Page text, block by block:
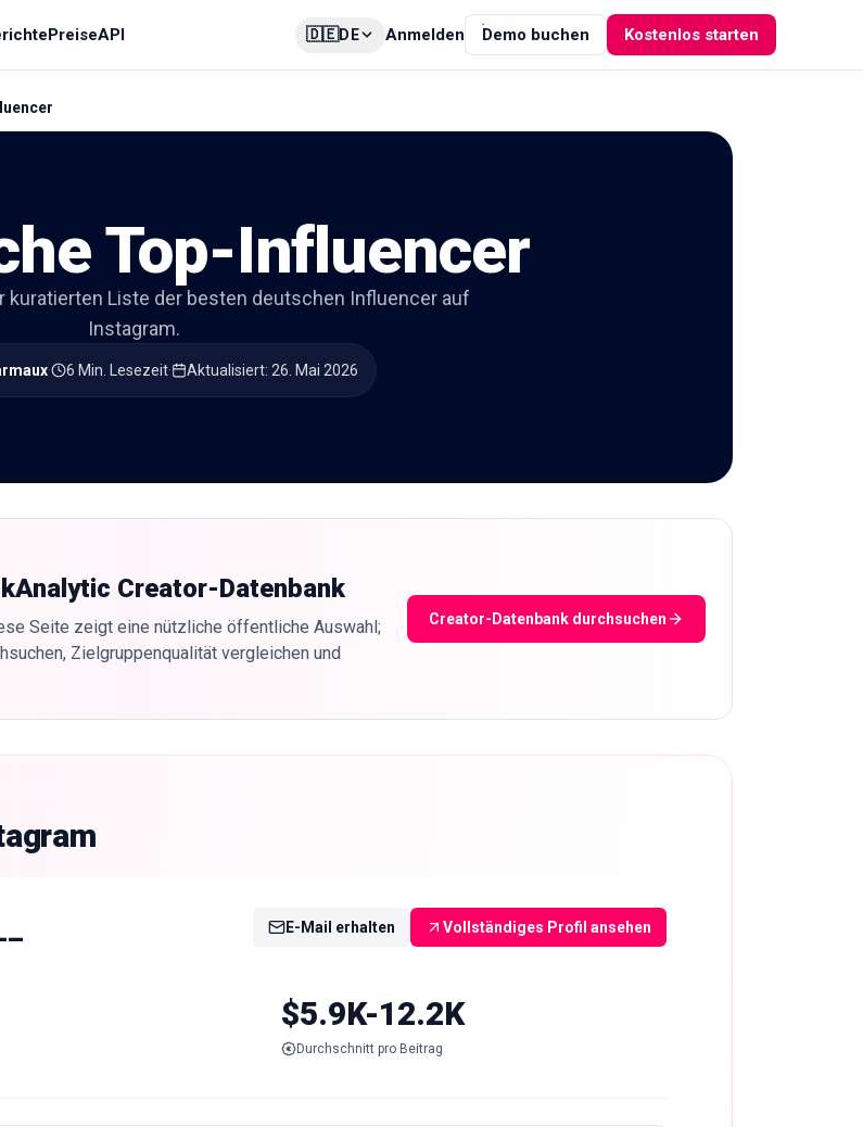
PreiseAPI 🇩🇪DE Anmelden Demo buchen Kostenlos starten
Top-Influencer
kuratierten Liste der besten deutschen Influencer auf
Instagram.
· 6 Min. Lesezeit· Aktualisiert: 26. Mai 2026
Creator-Datenbank
Seite zeigt eine nützliche öffentliche Auswahl;
Zielgruppenqualität vergleichen und
Creator-Datenbank durchsuchen
E-Mail erhalten Vollständiges Profil ansehen
$5.9K-12.2K
Durchschnitt pro Beitrag